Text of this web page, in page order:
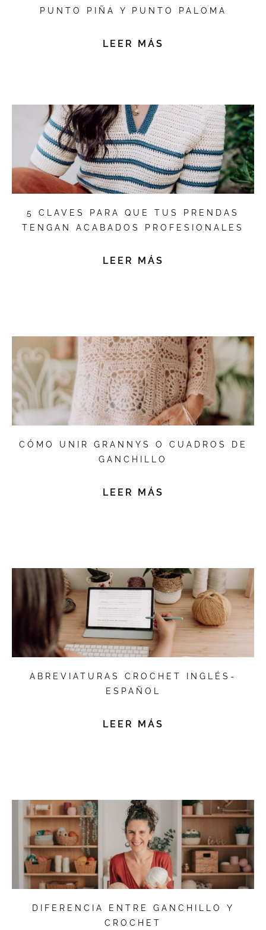
PUNTO PIÑA Y PUNTO PALOMA
LEER MÁS
5 CLAVES PARA QUE TUS PRENDAS
TENGAN ACABADOS PROFESIONALES
LEER MÁS
CÓMO UNIR GRANNYS O CUADROS DE
GANCHILLO
LEER MÁS
ABREVIATURAS CROCHET INGLÉS-
ESPAÑOL
LEER MÁS
DIFERENCIA ENTRE GANCHILLO Y
CROCHET